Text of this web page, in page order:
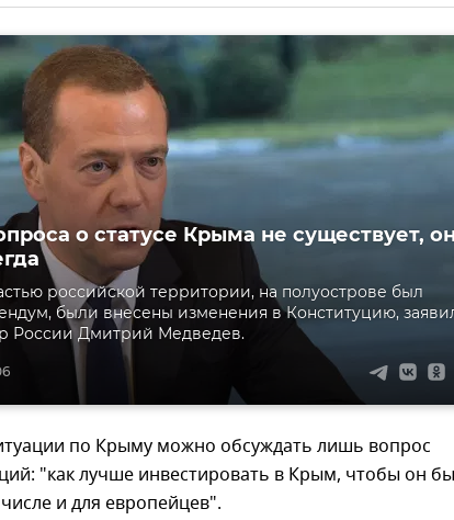
о статусе Крыма не существует,
российской территории, на полуострове был
были внесены изменения в Конституцию,
России Дмитрий Медведев.
по Крыму можно обсуждать лишь вопрос
"как лучше инвестировать в Крым, чтобы он
и для европейцев".